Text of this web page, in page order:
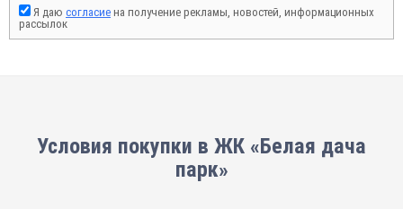
Я даю согласие на получение рекламы, новостей, информационных
рассылок
Условия покупки в ЖК «Белая дача
парк»